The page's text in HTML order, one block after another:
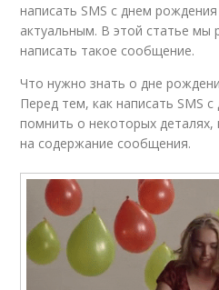
написать SMS с днем
актуальным. В этой статье мы
написать такое сообщение.
Что нужно знать о дне
Перед тем, как написать SMS
помнить о некоторых
на содержание сообщения.